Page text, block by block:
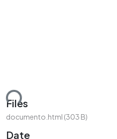
Files
documento.html (303 B)
Date